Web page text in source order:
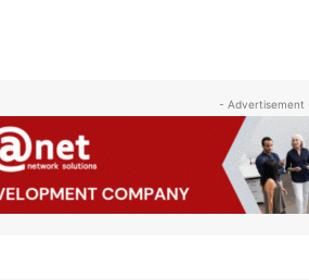
- Advertisement